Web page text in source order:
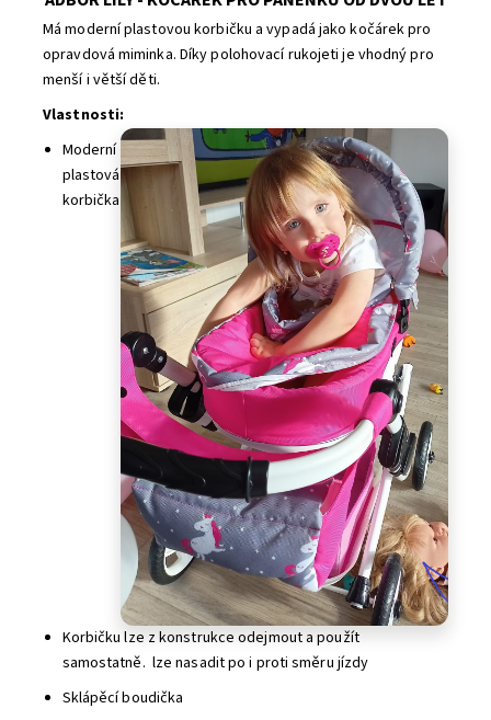
Má moderní plastovou korbičku a vypadá jako kočárek pro
opravdová miminka. Díky polohovací rukojeti je vhodný pro
menší i větší děti.
Vlastnosti:
Moderní
plastová
korbička
Korbičku lze z konstrukce odejmout a použít
samostatně. lze nasadit po i proti směru jízdy
Sklápěcí boudička